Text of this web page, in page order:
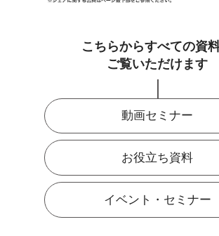
こちらからすべての資
ご覧いただけます
動画セミナー
お役立ち資料
イベント・セミナー